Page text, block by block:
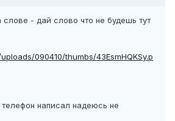
- дай слово что не будешь тут
090410/thumbs/43EsmHQKSy.p
написал надеюсь не